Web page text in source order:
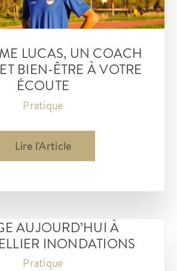
LUCAS, UN COACH
BIEN-ÊTRE À VOTRE
ÉCOUTE
Pratique
Guillaume
Lucas,
et
bien-
Lire l'Article
AUJOURD’HUI À
INONDATIONS
Pratique